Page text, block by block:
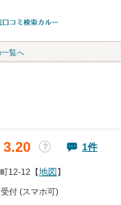
覧へ
3.20 ？ 1件
12‐12【地図 】
付 (スマホ可)